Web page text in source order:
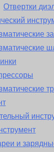
Отвертки
и